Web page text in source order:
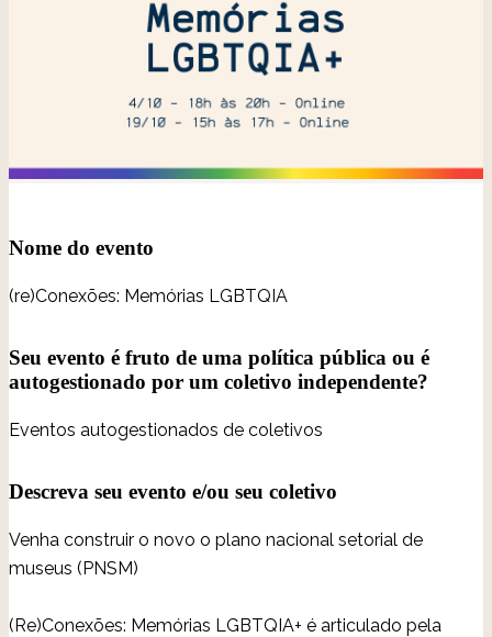
Nome do evento
(re)Conexões: Memórias LGBTQIA
Seu evento é fruto de uma política pública ou é
autogestionado por um coletivo independente?
Eventos autogestionados de coletivos
Descreva seu evento e/ou seu coletivo
Venha construir o novo o plano nacional setorial de
museus (PNSM)
(Re)Conexões: Memórias LGBTQIA+ é articulado pela